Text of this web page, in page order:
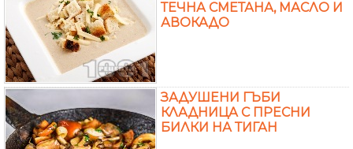
ТЕЧНА СМЕТАНА, МАСЛО И
АВОКАДО
ЗАДУШЕНИ ГЪБИ
КЛАДНИЦА С ПРЕСНИ
БИЛКИ НА ТИГАН